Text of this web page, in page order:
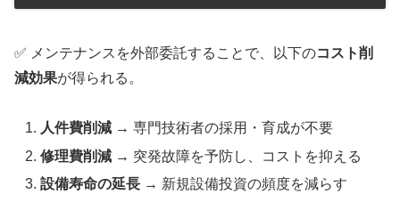
✅ メンテナンスを外部委託することで、以下のコスト削
減効果が得られる。
人件費削減 → 専門技術者の採用・育成が不要
修理費削減 → 突発故障を予防し、コストを抑える
設備寿命の延長 → 新規設備投資の頻度を減らす